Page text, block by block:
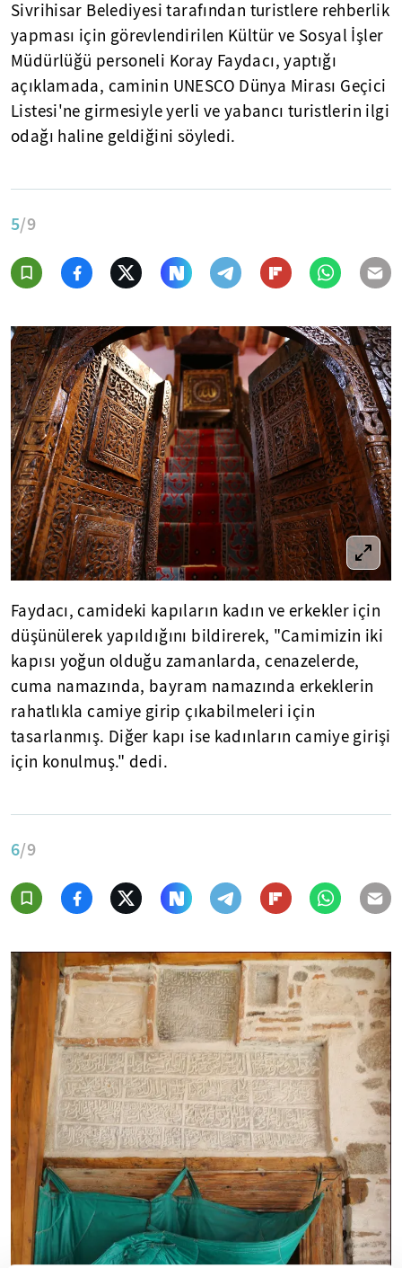
Sivrihisar Belediyesi tarafından turistlere rehberlik
yapması için görevlendirilen Kültür ve Sosyal İşler
Müdürlüğü personeli Koray Faydacı, yaptığı
açıklamada, caminin UNESCO Dünya Mirası Geçici
Listesi'ne girmesiyle yerli ve yabancı turistlerin ilgi
odağı haline geldiğini söyledi.
5/9
Faydacı, camideki kapıların kadın ve erkekler için
düşünülerek yapıldığını bildirerek, "Camimizin iki
kapısı yoğun olduğu zamanlarda, cenazelerde,
cuma namazında, bayram namazında erkeklerin
rahatlıkla camiye girip çıkabilmeleri için
tasarlanmış. Diğer kapı ise kadınların camiye girişi
için konulmuş." dedi.
6/9